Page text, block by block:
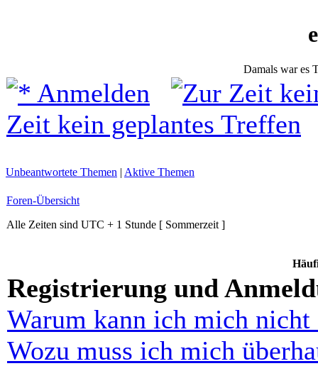
Damals war es
Anmelden
Zeit kein geplantes Treffen
Unbeantwortete Themen | Aktive Themen
Foren-Übersicht
Alle Zeiten sind UTC + 1 Stunde [ Sommerzeit ]
Registrierung und
Warum kann ich mich nicht
Wozu muss ich mich